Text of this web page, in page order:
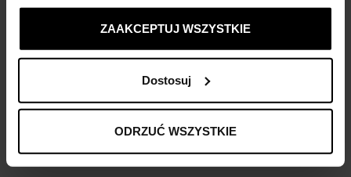
ustawienia prywatności.
ZAAKCEPTUJ WSZYSTKIE
Dostosuj
ODRZUĆ WSZYSTKIE
Kup teraz, Zapłać później!
Opis produktu
Materiał